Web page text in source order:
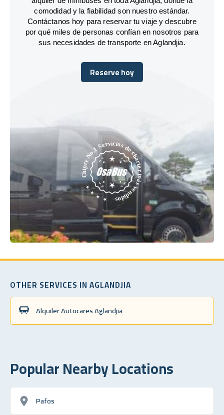
comodidad y la fiabilidad son nuestro estándar.
Contáctanos hoy para reservar tu viaje y descubre
por qué miles de personas confían en nosotros para
sus necesidades de transporte en Aglandjia.
Reserve hoy
Reserve hoy
OTHER SERVICES IN AGLANDJIA
Alquiler Autocares Aglandjia
Popular Nearby Locations
Pafos